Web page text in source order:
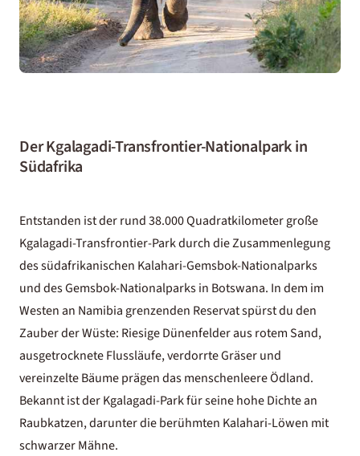
Der Kgalagadi-Transfrontier-Nationalpark in
Südafrika
Entstanden ist der rund 38.000 Quadratkilometer große
Kgalagadi-Transfrontier-Park durch die Zusammenlegung
des südafrikanischen Kalahari-Gemsbok-Nationalparks
und des Gemsbok-Nationalparks in Botswana. In dem im
Westen an Namibia grenzenden Reservat spürst du den
Zauber der Wüste: Riesige Dünenfelder aus rotem Sand,
ausgetrocknete Flussläufe, verdorrte Gräser und
vereinzelte Bäume prägen das menschenleere Ödland.
Bekannt ist der Kgalagadi-Park für seine hohe Dichte an
Raubkatzen, darunter die berühmten Kalahari-Löwen mit
schwarzer Mähne.